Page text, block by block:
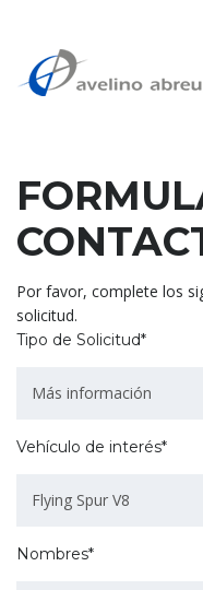
Por favor, complete los
solicitud.
Tipo de Solicitud*
Más información
Vehículo de interés*
Flying Spur V8
Nombres*